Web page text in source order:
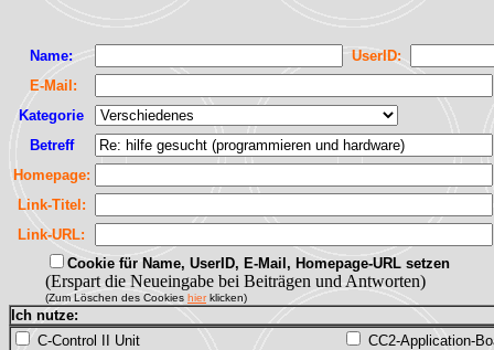
Name:
UserID:
E-Mail:
Kategorie
Betreff
Homepage:
Link-Titel:
Link-URL:
Cookie für Name, UserID, E-Mail, Homepage-URL setzen
(Erspart die Neueingabe bei Beiträgen und Antworten)
(Zum Löschen des Cookies hierklicken)
Ich nutze:
C-Control II Unit
CC2-Application-